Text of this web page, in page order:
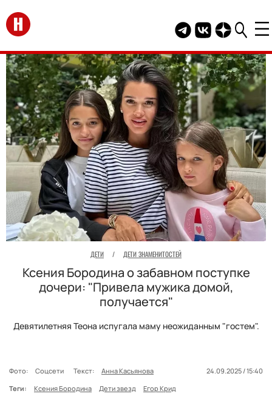
Перейти на главную
Telegram канал
Группа HELLO
Канал
ДЕТИ / ДЕТИ ЗНАМЕНИТОСТЕЙ
Ксения Бородина о забавном поступке
дочери: "Привела мужика домой,
получается"
Девятилетняя Теона испугала маму неожиданным "гостем".
Фото: Соцсети Текст: Анна Касьянова
24.09.2025 / 15:40
Теги:
Ксения Бородина Дети звезд Егор Крид